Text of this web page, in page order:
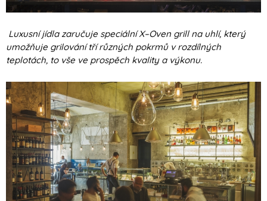
Luxusní jídla zaručuje speciální X–Oven grill na uhlí, který
umožňuje grilování tří různých pokrmů v rozdílných
teplotách, to vše ve prospěch kvality a výkonu.